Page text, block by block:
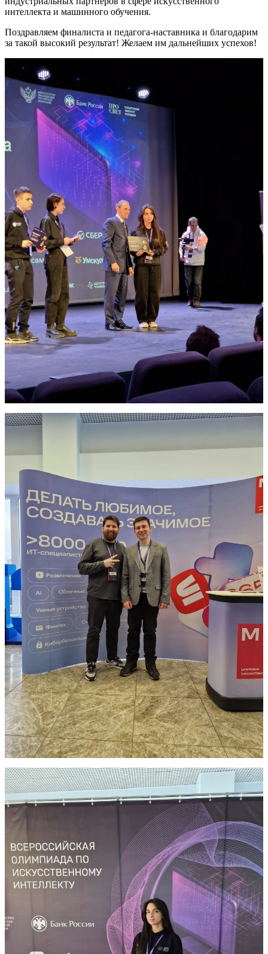
интеллекта и машинного обучения.
Поздравляем финалиста и педагога-наставника и благодарим
за такой высокий результат! Желаем им дальнейших успехов!